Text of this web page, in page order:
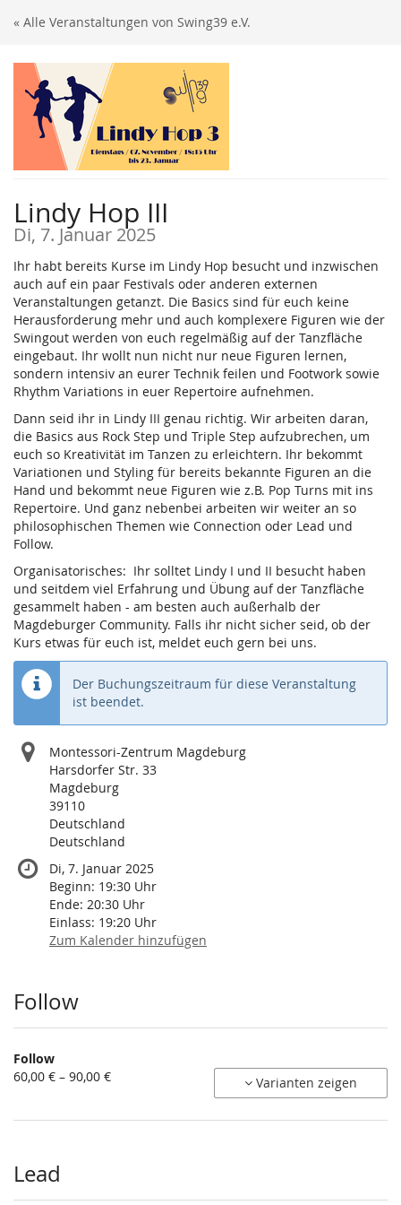
Zum
springen
« Alle Veranstaltungen von Swing39 e.V.
Lindy Hop III
Di, 7. Januar 2025
Ihr habt bereits Kurse im Lindy Hop besucht und inzwischen
auch auf ein paar Festivals oder anderen externen
Veranstaltungen getanzt. Die Basics sind für euch keine
Herausforderung mehr und auch komplexere Figuren wie der
Swingout werden von euch regelmäßig auf der Tanzfläche
eingebaut. Ihr wollt nun nicht nur neue Figuren lernen,
sondern intensiv an eurer Technik feilen und Footwork sowie
Rhythm Variations in euer Repertoire aufnehmen.
Dann seid ihr in Lindy III genau richtig. Wir arbeiten daran,
die Basics aus Rock Step und Triple Step aufzubrechen, um
euch so Kreativität im Tanzen zu erleichtern. Ihr bekommt
Variationen und Styling für bereits bekannte Figuren an die
Hand und bekommt neue Figuren wie z.B. Pop Turns mit ins
Repertoire. Und ganz nebenbei arbeiten wir weiter an so
philosophischen Themen wie Connection oder Lead und
Follow.
Organisatorisches: Ihr solltet Lindy I und II besucht haben
und seitdem viel Erfahrung und Übung auf der Tanzfläche
gesammelt haben - am besten auch außerhalb der
Magdeburger Community. Falls ihr nicht sicher seid, ob der
Kurs etwas für euch ist, meldet euch gern bei uns.
Der Buchungszeitraum für diese Veranstaltung
ist beendet.
Montessori-Zentrum Magdeburg
Harsdorfer Str. 33
Magdeburg
39110
Deutschland
Deutschland
Di, 7. Januar 2025
Beginn: 19:30 Uhr
Ende: 20:30 Uhr
Einlass: 19:20 Uhr
Zum Kalender hinzufügen
Produkte
Follow
Follow
von
60,00 € – 90,00 € Varianten zeigen
Lead